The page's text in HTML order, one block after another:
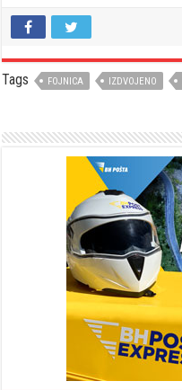
Tags FOJNICA IZDVOJENO